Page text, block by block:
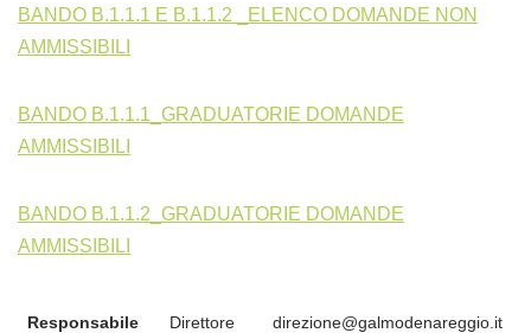
BANDO B.1.1.1 E B.1.1.2 _ELENCO DOMANDE NON
AMMISSIBILI
BANDO B.1.1.1_GRADUATORIE DOMANDE
AMMISSIBILI
BANDO B.1.1.2_GRADUATORIE DOMANDE
AMMISSIBILI
Responsabile
Direttore
direzione@galmodenareggio.it